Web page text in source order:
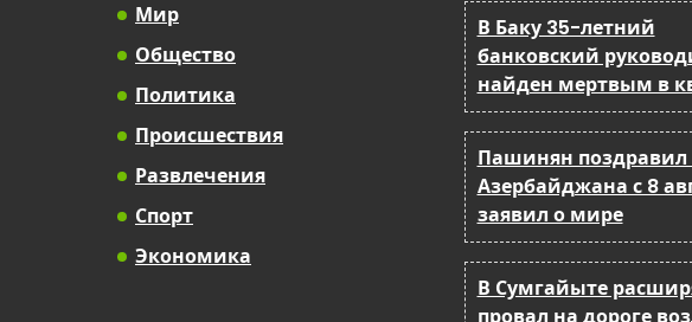
Мир
Общество
Политика
Происшествия
Развлечения
Спорт
Экономика
В Баку 35-летний
банковский
найден мертвым в
Пашинян поздравил
Азербайджана с 8
заявил о мире
В Сумгайыте
провал на дороге